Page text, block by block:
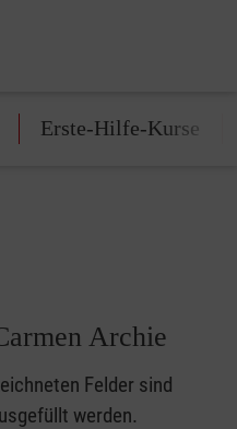
Erste-Hilfe-Kurse
Archie
Felder sind
werden.